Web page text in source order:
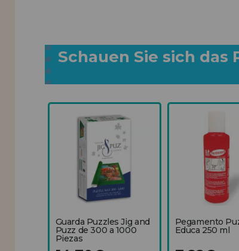
Schauen Sie sich
Guarda Puzzles Jig and
Puzz de 300 a 1000
Piezas
Pegamento
Educa 250 ml